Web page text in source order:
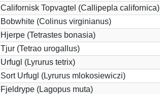
Californisk Topvagtel (Callipepla californica)
Bobwhite (Colinus virginianus)
Hjerpe (Tetrastes bonasia)
Tjur (Tetrao urogallus)
Urfugl (Lyrurus tetrix)
Sort Urfugl (Lyrurus mlokosiewiczi)
Fjeldrype (Lagopus muta)